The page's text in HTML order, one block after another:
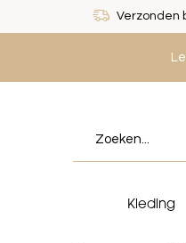
Kleding
Verzonden